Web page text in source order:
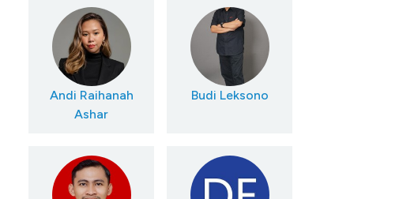
Andi Raihanah
Ashar
Budi Leksono